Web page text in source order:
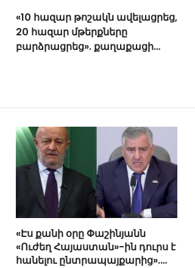
«Հիշեցի՞ք մեզ, ձեր սանիկներն
ենք». աղջիկները՝ Նիկոլ
Փաշինյանին
«Էս քանի օրը Փաշինյանն
«Ուժեղ Հայաստան»-ին դուրս է
հանելու ընտրապայքարից».